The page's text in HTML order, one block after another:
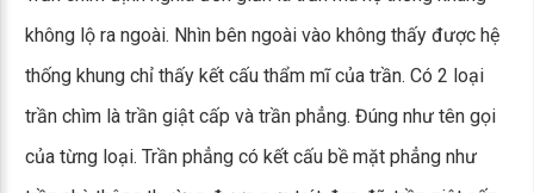
không lộ ra ngoài. Nhìn bên ngoài vào không thấy được hệ
thống khung chỉ thấy kết cấu thẩm mĩ của trần. Có 2 loại
trần chìm là trần giật cấp và trần phẳng. Đúng như tên gọi
của từng loại. Trần phẳng có kết cấu bề mặt phẳng như